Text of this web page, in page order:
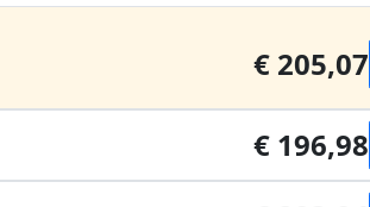
€ 205,07
€ 196,98